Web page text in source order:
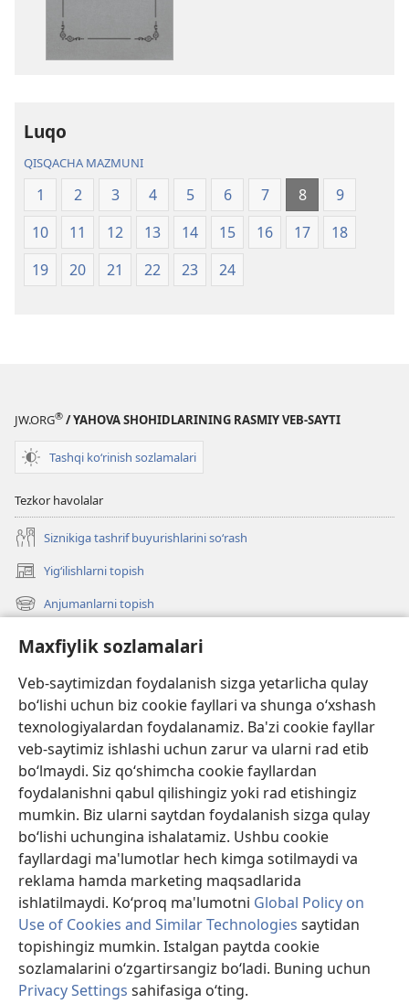
Maxfiylik sozlamalari
Veb-saytimizdan foydalanish sizga yetarlicha qulay
bo‘lishi uchun biz cookie fayllari va shunga o‘xshash
texnologiyalardan foydalanamiz. Ba'zi cookie fayllar
veb-saytimiz ishlashi uchun zarur va ularni rad etib
bo‘lmaydi. Siz qo‘shimcha cookie fayllardan
foydalanishni qabul qilishingiz yoki rad etishingiz
mumkin. Biz ularni saytdan foydalanish sizga qulay
bo‘lishi uchungina ishalatamiz. Ushbu cookie
fayllardagi ma'lumotlar hech kimga sotilmaydi va
reklama hamda marketing maqsadlarida
ishlatilmaydi. Ko‘proq ma'lumotni Global Policy on
Use of Cookies and Similar Technologies saytidan
topishingiz mumkin. Istalgan paytda cookie
sozlamalarini o‘zgartirsangiz bo‘ladi. Buning uchun
Privacy Settings sahifasiga o‘ting.
tarjimasi
Luqo
QISQACHA MAZMUNI
1 2 3 4 5 6 7 8
9
10
11 12 13 14 15 16 17
18
19
20 21 22 23 24
JW.ORG® / YAHOVA SHOHIDLARINING RASMIY VEB-SAYTI
Tashqi ko‘rinish sozlamalari
Tezkor havolalar
Siznikiga tashrif buyurishlarini so‘rash
Yigʻilishlarni topish
(opens
new
window)
Anjumanlarni topish
(opens
window)
Nima qo‘shildi?
Izlash
Yordam
Xayr-ehson
(opens
new
window)Qoʻriqchi minorasining ONLAYN KUTUBXONASI™
(opens
new
window)JW Hub ®
(opens
new
window)
Copyright© 2026 Watch Tower Bible and Tract Society of Pennsylvania.
FOYDALANISH SHARTLARI|MAXFIYLIK SIYOSATI